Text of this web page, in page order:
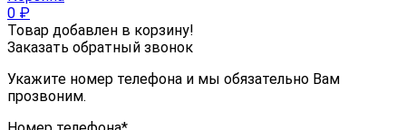
0 ₽
Товар добавлен в корзину!
Заказать обратный звонок
Укажите номер телефона и мы обязательно Вам
прозвоним.